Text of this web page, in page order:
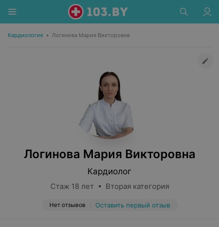
Кардиология • Логинова Мария Викторовна
Логинова Мария Викторовна
Кардиолог
Стаж 18 лет • Вторая категория
Нет отзывов Оставить первый отзыв